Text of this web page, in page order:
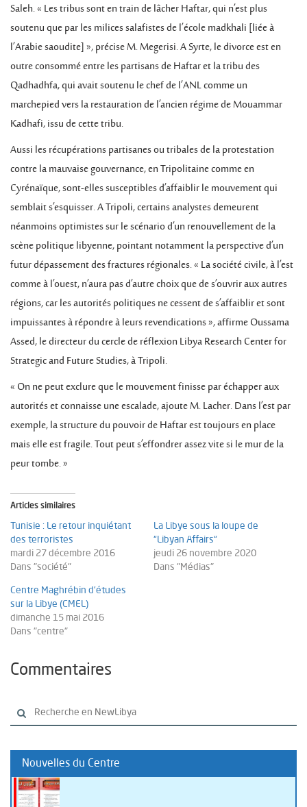
Saleh. « Les tribus sont en train de lâcher Haftar, qui n’est plus
soutenu que par les milices salafistes de l’école madkhali [liée à
l’Arabie saoudite] », précise M. Megerisi. A Syrte, le divorce est en
outre consommé entre les partisans de Haftar et la tribu des
Qadhadhfa, qui avait soutenu le chef de l’ANL comme un
marchepied vers la restauration de l’ancien régime de Mouammar
Kadhafi, issu de cette tribu.
Aussi les récupérations partisanes ou tribales de la protestation
contre la mauvaise gouvernance, en Tripolitaine comme en
Cyrénaïque, sont-elles susceptibles d’affaiblir le mouvement qui
semblait s’esquisser. A Tripoli, certains analystes demeurent
néanmoins optimistes sur le scénario d’un renouvellement de la
scène politique libyenne, pointant notamment la perspective d’un
futur dépassement des fractures régionales. « La société civile, à l’est
comme à l’ouest, n’aura pas d’autre choix que de s’ouvrir aux autres
régions, car les autorités politiques ne cessent de s’affaiblir et sont
impuissantes à répondre à leurs revendications », affirme Oussama
Assed, le directeur du cercle de réflexion Libya Research Center for
Strategic and Future Studies, à Tripoli.
« On ne peut exclure que le mouvement finisse par échapper aux
autorités et connaisse une escalade, ajoute M. Lacher. Dans l’est par
exemple, la structure du pouvoir de Haftar est toujours en place
mais elle est fragile. Tout peut s’effondrer assez vite si le mur de la
peur tombe. »
Articles similaires
Tunisie : Le retour inquiétant
des terroristes
mardi 27 décembre 2016
Dans "société"
La Libye sous la loupe de
“Libyan Affairs“
jeudi 26 novembre 2020
Dans "Médias"
Centre Maghrébin d’études
sur la Libye (CMEL)
dimanche 15 mai 2016
Dans "centre"
Commentaires
Nouvelles du Centre